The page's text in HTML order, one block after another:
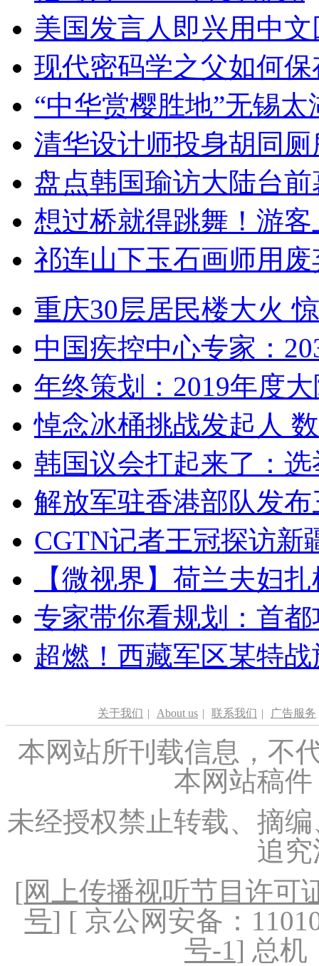
美国发言人即兴用中
现代密码学之父如何
“中华赏樱胜地”无锡
清华设计师投身胡同
盘点韩国瑜访大陆台
想过桥就得跳舞！游客
祁连山下玉石画师用
重庆30层居民楼大火
中国疾控中心专家：
年终策划：2019年度
悼念冰桶挑战发起人
韩国议会打起来了：
解放军驻香港部队发
CGTN记者王冠探访新
【微视界】荷兰夫妇
专家带你看规划：首
超燃！西藏军区某特
关于我们 | About us | 联系我们 | 广告服务
本网站所刊载信息，不
本网站稿
未经授权禁止转载、摘
追
[网上传播视听节目许可
号] [ 京公网安备：
号-1] 总机